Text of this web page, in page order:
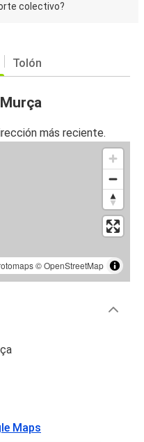
colectivo?
Tolón
más reciente.
©OpenStreetMap
Maps